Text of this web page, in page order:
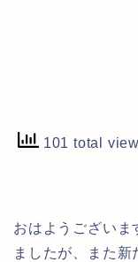
101 total
おはようございま
ましたが、また新